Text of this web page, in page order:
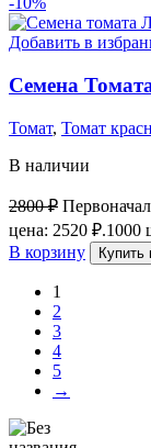
Добавить в
Семена
Томат, Томат
В наличии
2800₽
цена: 2520 ₽.1000
В корзину
Купить
1
2
3
4
5
→